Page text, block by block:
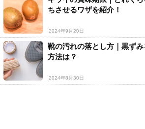
ちさせるワザを紹介！
2024年9月20日
靴の汚れの落とし方｜黒ず
方法は？
2024年8月30日